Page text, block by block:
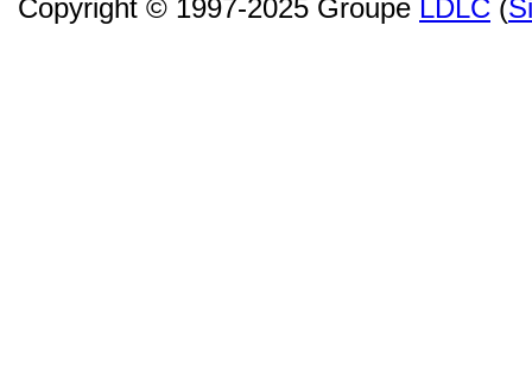
Copyright © 1997-2025 Groupe LDLC (